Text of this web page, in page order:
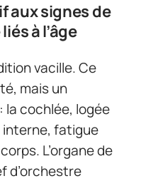
aux signes de
à l’âge
vacille. Ce
mais un
la cochlée, logée
interne, fatigue
L’organe de
d’orchestre